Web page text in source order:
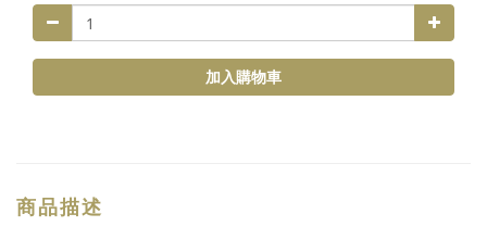
加入購物車
商品描述